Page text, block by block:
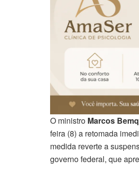
O ministro Marcos
feira (8) a retomada
medida reverte a
governo federal, que